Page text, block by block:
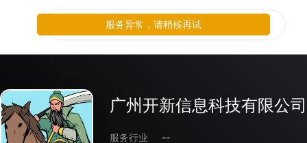
广州开新信息科技有限公司
服务行业
--
服务异常，请稍候再试